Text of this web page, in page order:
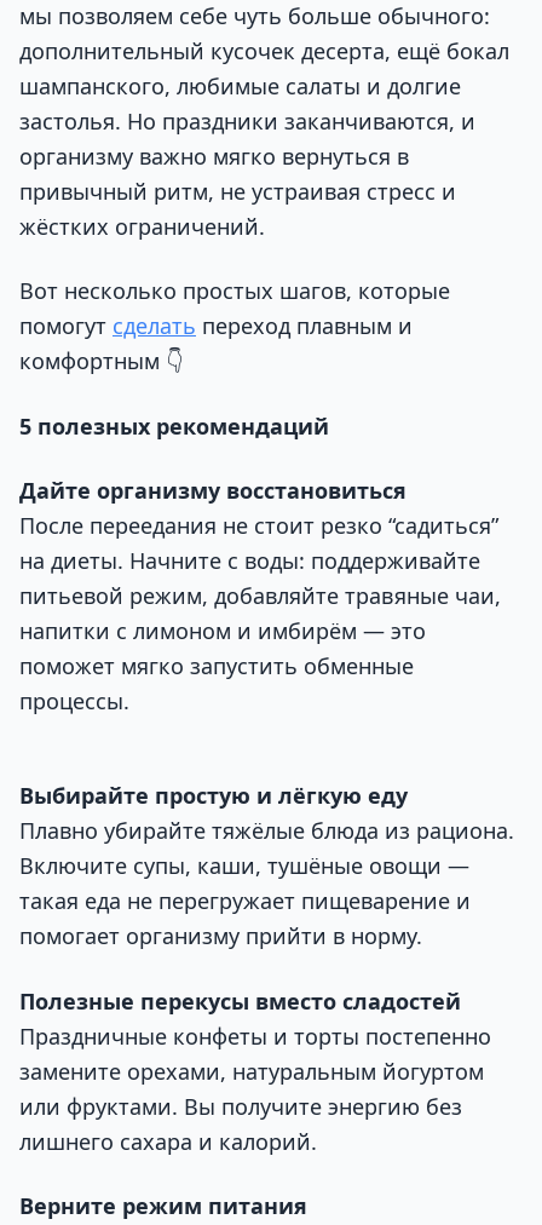
мы позволяем себе чуть больше обычного:
дополнительный кусочек десерта, ещё бокал
шампанского, любимые салаты и долгие
застолья. Но праздники заканчиваются, и
организму важно мягко вернуться в
привычный ритм, не устраивая стресс и
жёстких ограничений.
Вот несколько простых шагов, которые
помогут сделать переход плавным и
комфортным 👇
5 полезных рекомендаций
Дайте организму восстановиться
После переедания не стоит резко “садиться”
на диеты. Начните с воды: поддерживайте
питьевой режим, добавляйте травяные чаи,
напитки с лимоном и имбирём — это
поможет мягко запустить обменные
процессы.
Выбирайте простую и лёгкую еду
Плавно убирайте тяжёлые блюда из рациона.
Включите супы, каши, тушёные овощи —
такая еда не перегружает пищеварение и
помогает организму прийти в норму.
Полезные перекусы вместо сладостей
Праздничные конфеты и торты постепенно
замените орехами, натуральным йогуртом
или фруктами. Вы получите энергию без
лишнего сахара и калорий.
Верните режим питания